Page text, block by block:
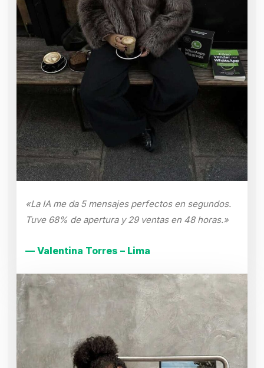
«La IA me da 5 mensajes perfectos en segundos.
Tuve 68% de apertura y 29 ventas en 48 horas.»
— Valentina Torres – Lima